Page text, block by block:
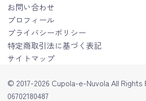
お問い合わせ
プロフィール
プライバシーポリシー
特定商取引法に基づく表記
サイトマップ
© 2017-2026 Cupola-e-Nuvola All Rights
06702180487